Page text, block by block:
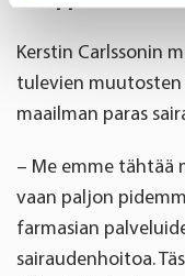
Find out more
and set your
analyse traffic and
preferences below
Kerstin Carlssonin
tulevien
maailman paras
– Me emme tähtää
vaan paljon
farmasian
sairaudenhoitoa.